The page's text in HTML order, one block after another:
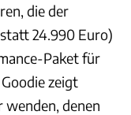
die der
24.990 Euro)
Paket für
zeigt
wenden, denen